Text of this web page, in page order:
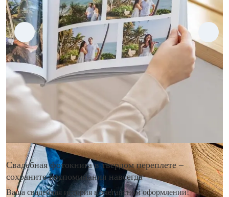
Свадебная фотокнига в твердом переплете –
сохраните воспоминания навсегда
Ваша свадебная история в элегантном оформлении!